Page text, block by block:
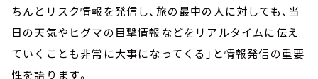
ちんとリスク情報を発信し、旅の最中の人に対しても、当
日の天気やヒグマの目撃情報などをリアルタイムに伝え
ていくことも非常に大事になってくる」と情報発信の重要
性を語ります。